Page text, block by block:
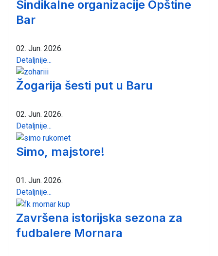
Sindikalne organizacije Opštine
Bar
02. Jun. 2026.
Detaljnije...
Žogarija šesti put u Baru
02. Jun. 2026.
Detaljnije...
Simo, majstore!
01. Jun. 2026.
Detaljnije...
Završena istorijska sezona za
fudbalere Mornara